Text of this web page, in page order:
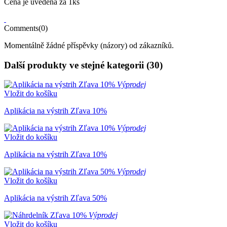
Comments(0)
Momentálně žádné příspěvky (názory) od zákazníků.
Další produkty ve stejné kategorii (30)
Výprodej
Vložit do košíku
Aplikácia na výstrih Zľava 10%
Výprodej
Vložit do košíku
Aplikácia na výstrih Zľava 10%
Výprodej
Vložit do košíku
Aplikácia na výstrih Zľava 50%
Výprodej
Vložit do košíku